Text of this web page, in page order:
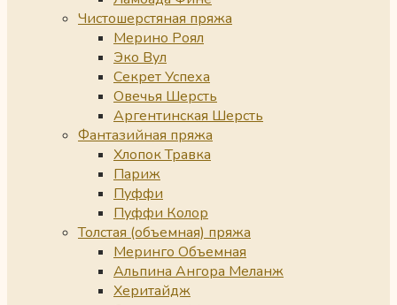
Чистошерстяная пряжа
Мерино Роял
Эко Вул
Секрет Успеха
Овечья Шерсть
Аргентинская Шерсть
Фантазийная пряжа
Хлопок Травка
Париж
Пуффи
Пуффи Колор
Толстая (объемная) пряжа
Меринго Объемная
Альпина Ангора Меланж
Херитайдж